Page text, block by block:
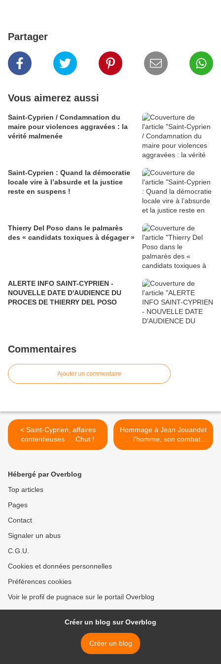
Partager
Vous aimerez aussi
Saint-Cyprien / Condamnation du
maire pour violences aggravées : la
vérité malmenée
Saint-Cyprien : Quand la démocratie
locale vire à l’absurde et la justice
reste en suspens !
Thierry Del Poso dans le palmarès
des « candidats toxiques à dégager »
ALERTE INFO SAINT-CYPRIEN -
NOUVELLE DATE D'AUDIENCE DU
PROCES DE THIERRY DEL POSO
Commentaires
Ajouter un commentaire
< Saint-Cyprien, affaires
contentieuses … Chut !
Hommage à Jean Jouandet
… l'homme, son combat,
continue de résonner ! >
Hébergé par Overblog
Top articles
Pages
Contact
Signaler un abus
C.G.U.
Cookies et données personnelles
Préférences cookies
Voir le profil de pugnace sur le portail Overblog
Créer un blog sur Overblog
Créer un blog